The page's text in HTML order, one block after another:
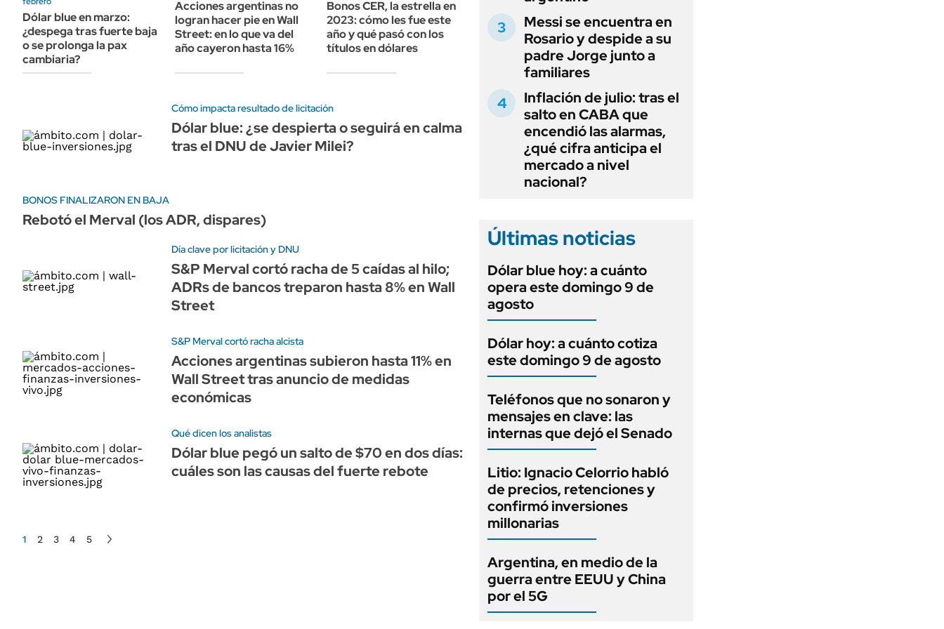
Dólar blue en marzo:
¿despega tras fuerte baja
o se prolonga la pax
cambiaria?
Acciones argentinas no
logran hacer pie en Wall
Street: en lo que va del
año cayeron hasta 16%
Bonos CER, la estrella en
2023: cómo les fue este
año y qué pasó con los
títulos en dólares
Cómo impacta resultado de licitación
Dólar blue: ¿se despierta o seguirá en calma
tras el DNU de Javier Milei?
BONOS FINALIZARON EN BAJA
Rebotó el Merval (los ADR, dispares)
Día clave por licitación y DNU
S&P Merval cortó racha de 5 caídas al hilo;
ADRs de bancos treparon hasta 8% en Wall
Street
S&P Merval cortó racha alcista
Acciones argentinas subieron hasta 11% en
Wall Street tras anuncio de medidas
económicas
Qué dicen los analistas
Dólar blue pegó un salto de $70 en dos días:
cuáles son las causas del fuerte rebote
1 2 3 4 5
Messi se encuentra en
Rosario y despide a su
padre Jorge junto a
familiares
Inflación de julio: tras el
salto en CABA que
encendió las alarmas,
¿qué cifra anticipa el
mercado a nivel
nacional?
Últimas noticias
Dólar blue hoy: a cuánto
opera este domingo 9 de
agosto
Dólar hoy: a cuánto cotiza
este domingo 9 de agosto
Teléfonos que no sonaron y
mensajes en clave: las
internas que dejó el Senado
Litio: Ignacio Celorrio habló
de precios, retenciones y
confirmó inversiones
millonarias
Argentina, en medio de la
guerra entre EEUU y China
por el 5G